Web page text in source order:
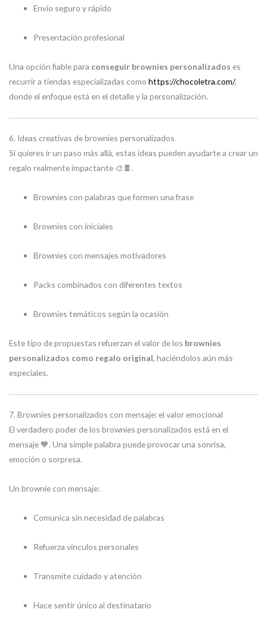
Envío seguro y rápido
Presentación profesional
Una opción fiable para conseguir brownies personalizados es
recurrir a tiendas especializadas como https://chocoletra.com/,
donde el enfoque está en el detalle y la personalización.
6. Ideas creativas de brownies personalizados
Si quieres ir un paso más allá, estas ideas pueden ayudarte a crear un
regalo realmente impactante 🎨🍫.
Brownies con palabras que formen una frase
Brownies con iniciales
Brownies con mensajes motivadores
Packs combinados con diferentes textos
Brownies temáticos según la ocasión
Este tipo de propuestas refuerzan el valor de los brownies
personalizados como regalo original, haciéndolos aún más
especiales.
7. Brownies personalizados con mensaje: el valor emocional
El verdadero poder de los brownies personalizados está en el
mensaje 🧡. Una simple palabra puede provocar una sonrisa,
emoción o sorpresa.
Un brownie con mensaje:
Comunica sin necesidad de palabras
Refuerza vínculos personales
Transmite cuidado y atención
Hace sentir único al destinatario